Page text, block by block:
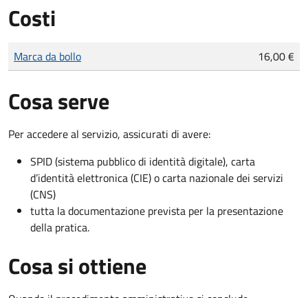
Costi
Tipo di pagamento
Importo
Marca da bollo 16,00 €
Cosa serve
Per accedere al servizio, assicurati di avere:
SPID (sistema pubblico di identità digitale), carta
d’identità elettronica (CIE) o carta nazionale dei servizi
(CNS)
tutta la documentazione prevista per la presentazione
della pratica.
Cosa si ottiene